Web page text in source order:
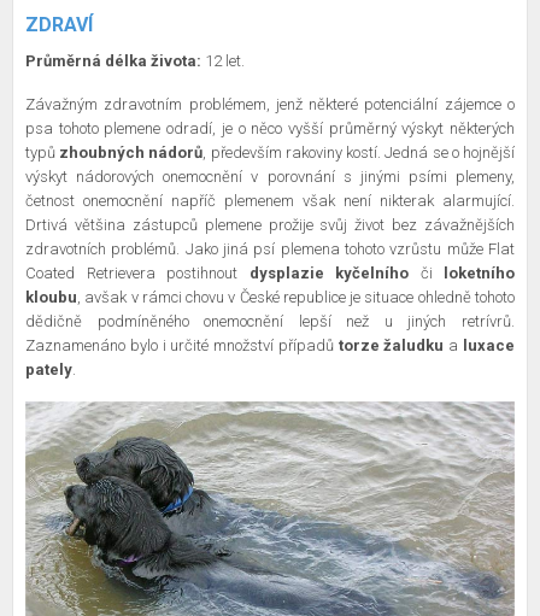
ZDRAVÍ
Průměrná délka života: 12 let.
Závažným zdravotním problémem, jenž některé potenciální zájemce o
psa tohoto plemene odradí, je o něco vyšší průměrný výskyt některých
typů zhoubných nádorů , především rakoviny kostí. Jedná se o hojnější
výskyt nádorových onemocnění v porovnání s jinými psími plemeny,
četnost onemocnění napříč plemenem však není nikterak alarmující.
Drtivá většina zástupců plemene prožije svůj život bez závažnějších
zdravotních problémů. Jako jiná psí plemena tohoto vzrůstu může Flat
Coated Retrievera postihnout dysplazie kyčelního či loketního
kloubu , avšak v rámci chovu v České republice je situace ohledně tohoto
dědičně podmíněného onemocnění lepší než u jiných retrívrů.
Zaznamenáno bylo i určité množství případů torze žaludku a
luxace
pately